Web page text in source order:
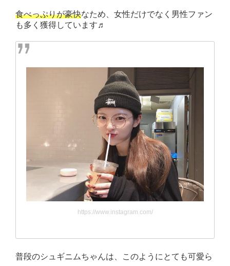
食べっぷりが豪快なため、女性だけでなく男性ファン
も多く獲得しています♬
https://www.instagram.com/
普段のシュギニムちゃんは、このようにとても可愛ら